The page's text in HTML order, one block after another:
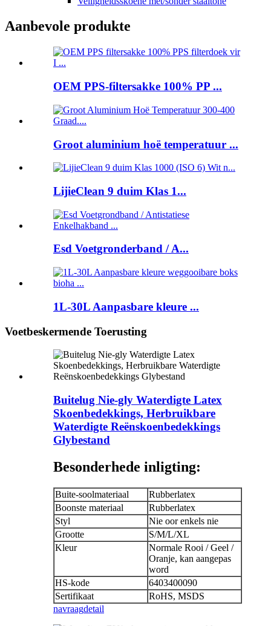
Aanbevole produkte
OEM PPS-filtersakke 100% PP ...
Groot aluminium hoë temperatuur ...
LijieClean 9 duim Klas 1...
Esd Voetgronderband / A...
1L-30L Aanpasbare kleure ...
Voetbeskermende Toerusting
Buitelug Nie-gly Waterdigte Latex
Skoenbedekkings, Herbruikbare
Waterdigte Reënskoenbedekkings
Glybestand
Besonderhede inligting:
Buite-soolmateriaal
Rubberlatex
Boonste materiaal
Rubberlatex
Styl
Nie oor enkels nie
Grootte
S/M/L/XL
Kleur
Normale Rooi / Geel /
Oranje, kan aangepas
word
HS-kode
6403400090
Sertifikaat
RoHS, MSDS
navraagdetail